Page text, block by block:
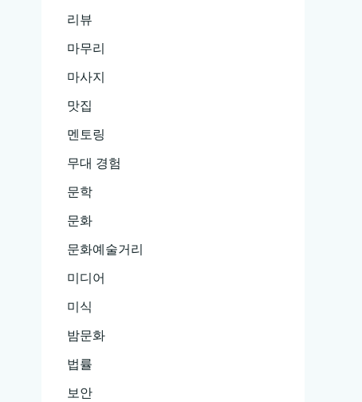
리뷰
마무리
마사지
맛집
멘토링
무대 경험
문학
문화
문화예술거리
미디어
미식
밤문화
법률
보안